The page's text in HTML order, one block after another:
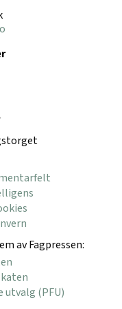
av Fagpressen:
utvalg (PFU)